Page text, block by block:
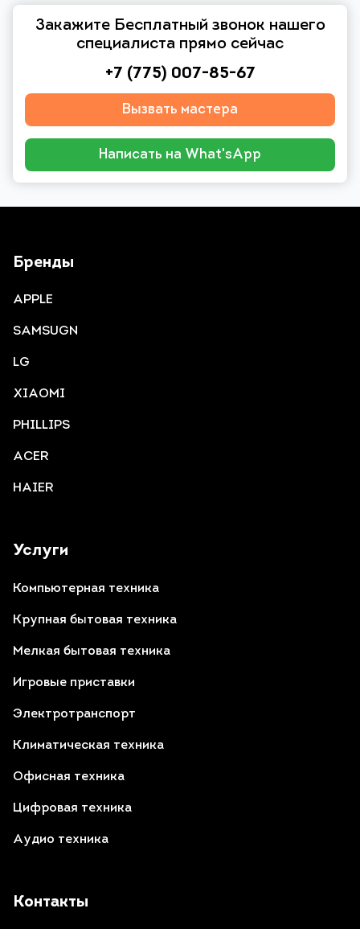
Закажите Бесплатный звонок нашего
специалиста прямо сейчас
+7 (775) 007-85-67
Вызвать мастера
Написать на What'sApp
Контакты
Услуги
Компьютерная техника
Крупная бытовая техника
Мелкая бытовая техника
Игровые приставки
Электротранспорт
Климатическая техника
Офисная техника
Цифровая техника
Аудио техника
Бренды
APPLE
SAMSUGN
LG
XIAOMI
PHILLIPS
ACER
HAIER